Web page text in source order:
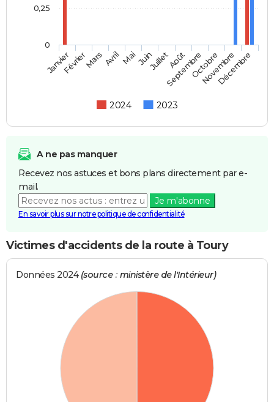
2024 2023
JanvierFévrierMars AvrilMaiJuinJuilletAoût
SeptembreOctobre
Novembre
Décembre
0
0,25
A ne pas manquer
Recevez nos astuces et bons plans directement par e-
mail.
Je m'abonne
En savoir plus sur notre politique de confidentialité
Victimes d'accidents de la route à Toury
Données 2024 (source : ministère de l'Intérieur)